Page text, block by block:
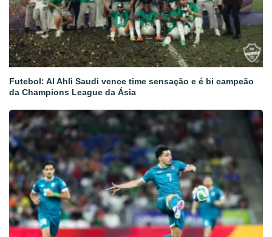
Futebol: Al Ahli Saudi vence time sensação e é bi campeão
da Champions League da Ásia